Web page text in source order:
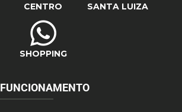
CENTRO SANTA LUIZA
SHOPPING
FUNCIONAMENTO